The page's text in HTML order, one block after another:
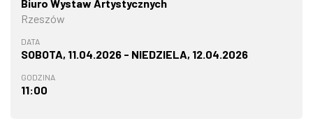
Biuro Wystaw Artystycznych
Rzeszów
DATA
SOBOTA, 11.04.2026 - NIEDZIELA, 12.04.2026
GODZINA
11:00